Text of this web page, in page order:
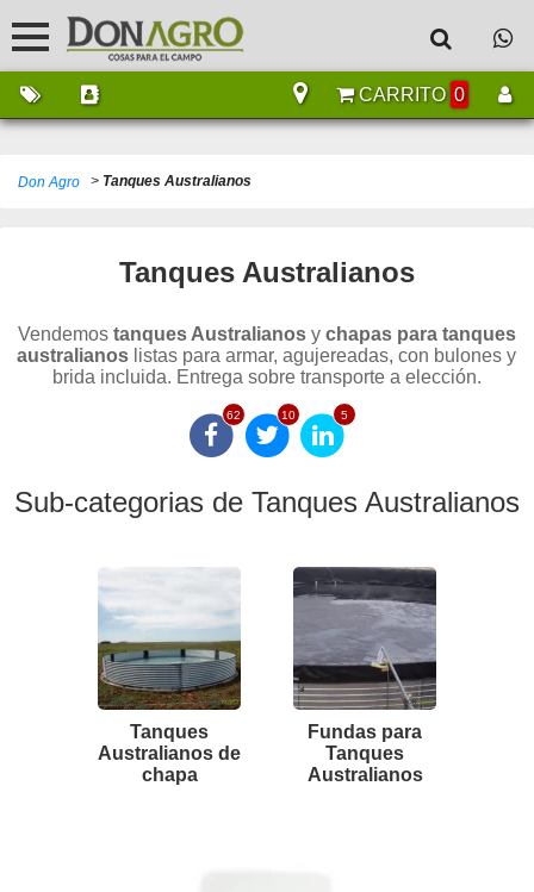
CARRITO 0
Don Agro > Tanques Australianos
Tanques Australianos
Vendemos tanques Australianosy chapas para tanques
australianos listas para armar, agujereadas, con bulones y
brida incluida. Entrega sobre transporte a elección.
62 10 5
Sub-categorias de Tanques Australianos
Tanques
Australianos de
chapa
Fundas para
Tanques
Australianos